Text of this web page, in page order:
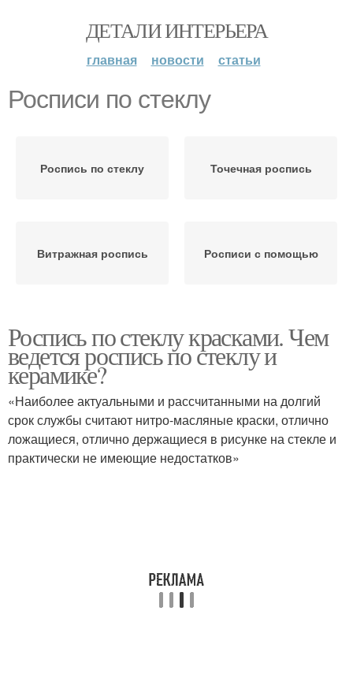
ДЕТАЛИ ИНТЕРЬЕРА
главная новости статьи
Росписи по стеклу
Роспись по стеклу Точечная роспись
Витражная роспись Росписи с помощью
Роспись по стеклу красками. Чем
ведется роспись по стеклу и
керамике?
«Наиболее актуальными и рассчитанными на долгий
срок службы считают нитро-масляные краски, отлично
ложащиеся, отлично держащиеся в рисунке на стекле и
практически не имеющие недостатков»